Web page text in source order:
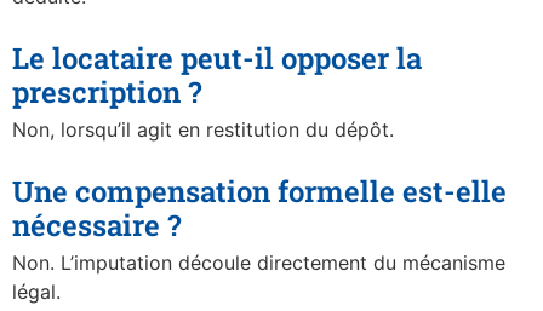
Le locataire peut-il opposer la
prescription ?
Non, lorsqu’il agit en restitution du dépôt.
Une compensation formelle est-elle
nécessaire ?
Non. L’imputation découle directement du mécanisme
légal.